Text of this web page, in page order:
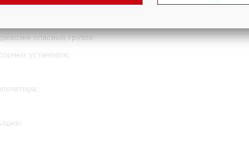
повышения профессионального уровня.
профессиям:
опасных грузов;
установок;